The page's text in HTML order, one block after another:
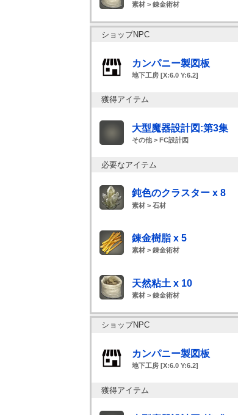
素材 > 錬金術材
ショップNPC
カンパニー製図板
地下工房 [X:6.0 Y:6.2]
獲得アイテム
大型魔器設計図:第3集
その他 > FC設計図
必要なアイテム
鈍色のクラスター x 8
素材 > 石材
錬金樹脂 x 5
素材 > 錬金術材
天然粘土 x 10
素材 > 錬金術材
ショップNPC
カンパニー製図板
地下工房 [X:6.0 Y:6.2]
獲得アイテム